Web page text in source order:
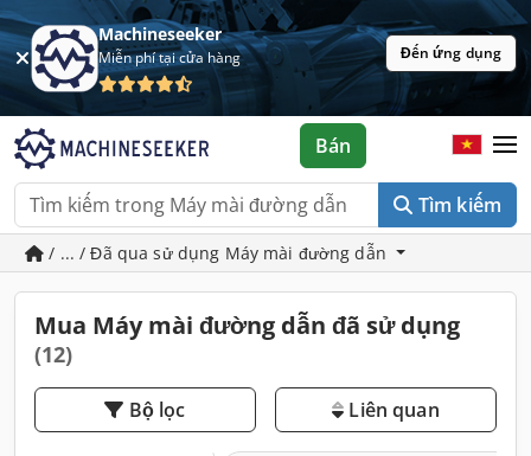
Machineseeker
Miễn phí tại cửa hàng Đến ứng dụng
Tìm kiếm
Bán
/ ... / Đã qua sử dụng Máy mài đường dẫn
Mua Máy mài đường dẫn đã sử dụng
(12)
Bộ lọc Liên quan